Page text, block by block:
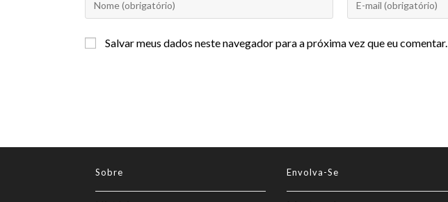
Salvar meus dados neste navegador para a próxima vez que eu comentar.
Sobre Envolva-Se